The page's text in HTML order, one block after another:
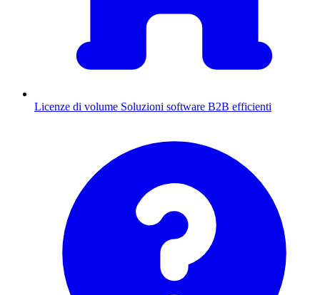
Licenze di volume Soluzioni software B2B efficienti